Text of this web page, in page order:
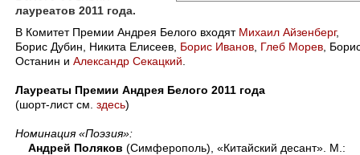
лауреатов 2011 года.
В Комитет Премии Андрея Белого входят Михаил Айзенберг,
Борис Дубин, Никита Елисеев, Борис Иванов Глеб Морев ,
Останин и Александр Секацкий
Лауреаты Премии Андрея Белого 2011 года
(шорт-лист см. здесь)
Номинация «Поэзия»:
Андрей Поляков (Симферополь), «Китайский десант». М.: